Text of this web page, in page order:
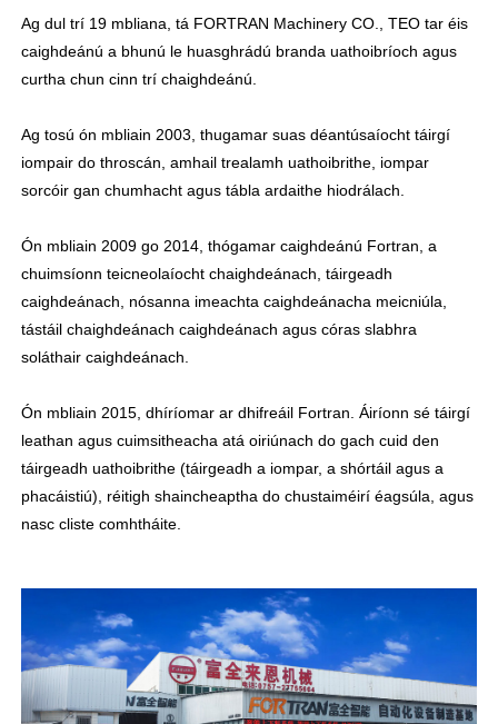
Ag dul trí 19 mbliana, tá FORTRAN Machinery CO., TEO tar éis
caighdeánú a bhunú le huasghrádú branda uathoibríoch agus
curtha chun cinn trí chaighdeánú.
Ag tosú ón mbliain 2003, thugamar suas déantúsaíocht táirgí
iompair do throscán, amhail trealamh uathoibrithe, iompar
sorcóir gan chumhacht agus tábla ardaithe hiodrálach.
Ón mbliain 2009 go 2014, thógamar caighdeánú Fortran, a
chuimsíonn teicneolaíocht chaighdeánach, táirgeadh
caighdeánach, nósanna imeachta caighdeánacha meicniúla,
tástáil chaighdeánach caighdeánach agus córas slabhra
soláthair caighdeánach.
Ón mbliain 2015, dhíríomar ar dhifreáil Fortran. Áiríonn sé táirgí
leathan agus cuimsitheacha atá oiriúnach do gach cuid den
táirgeadh uathoibrithe (táirgeadh a iompar, a shórtáil agus a
phacáistiú), réitigh shaincheaptha do chustaiméirí éagsúla, agus
nasc cliste comhtháite.